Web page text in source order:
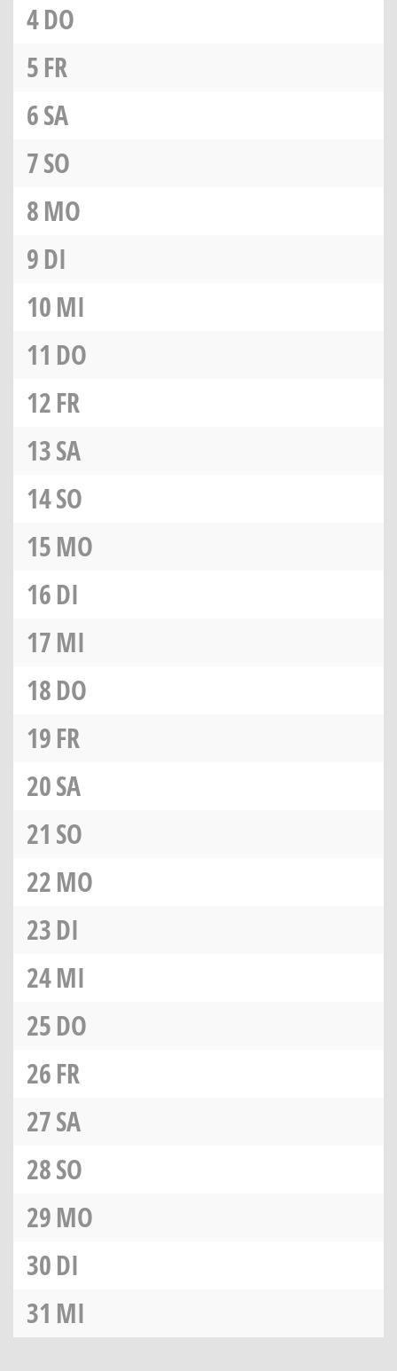
4DO
5FR
6SA
7SO
8MO
9DI
10MI
11 DO
12FR
13SA
14SO
15MO
16DI
17MI
18DO
19FR
20SA
21 SO
22MO
23DI
24MI
25DO
26FR
27SA
28SO
29MO
30DI
31 MI